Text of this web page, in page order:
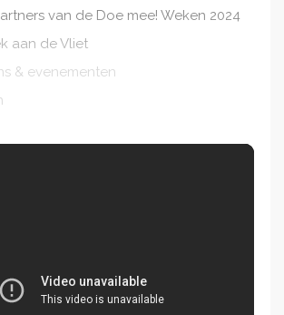
van de Doe mee! Weken 2024
de Vliet
& evenementen
Fluit
Voorburg